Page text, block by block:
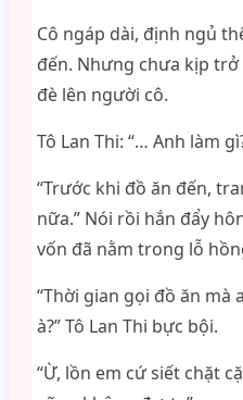
Cô ngáp dài, định ngủ
đến. Nhưng chưa kịp
đè lên người cô.
Tô Lan Thi: “… Anh làm
“Trước khi đồ ăn đến,
nữa.” Nói rồi hắn đẩy
vốn đã nằm trong lỗ
“Thời gian gọi đồ ăn mà
à?” Tô Lan Thi bực bội.
“Ừ, lồn em cứ siết chặt